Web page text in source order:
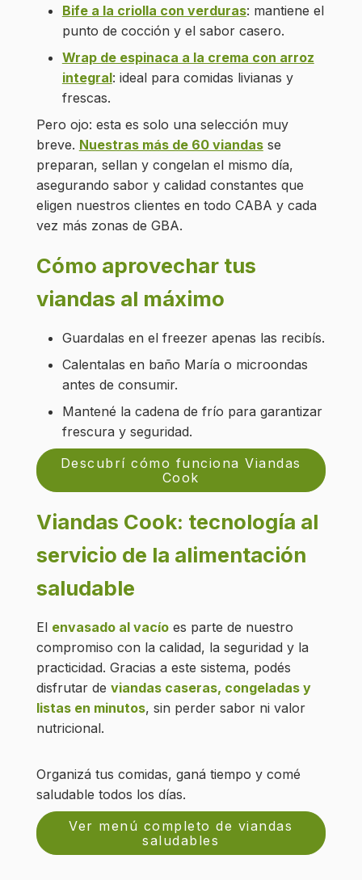
Bife a la criolla con verduras: mantiene el
punto de cocción y el sabor casero.
Wrap de espinaca a la crema con arroz
integral: ideal para comidas livianas y
frescas.
Pero ojo: esta es solo una selección muy
breve. Nuestras más de 60 viandasse
preparan, sellan y congelan el mismo día,
asegurando sabor y calidad constantes que
eligen nuestros clientes en todo CABA y cada
vez más zonas de GBA.
Cómo aprovechar tus
viandas al máximo
Guardalas en el freezer apenas las recibís.
Calentalas en baño María o microondas
antes de consumir.
Mantené la cadena de frío para garantizar
frescura y seguridad.
Descubrí cómo funciona Viandas
Cook
Viandas Cook: tecnología al
servicio de la alimentación
saludable
El envasado al vacíoes parte de nuestro
compromiso con la calidad, la seguridad y la
practicidad. Gracias a este sistema, podés
disfrutar de viandas caseras, congeladas y
listas en minutos, sin perder sabor ni valor
nutricional.
Organizá tus comidas, ganá tiempo y comé
saludable todos los días.
Ver menú completo de viandas
saludables